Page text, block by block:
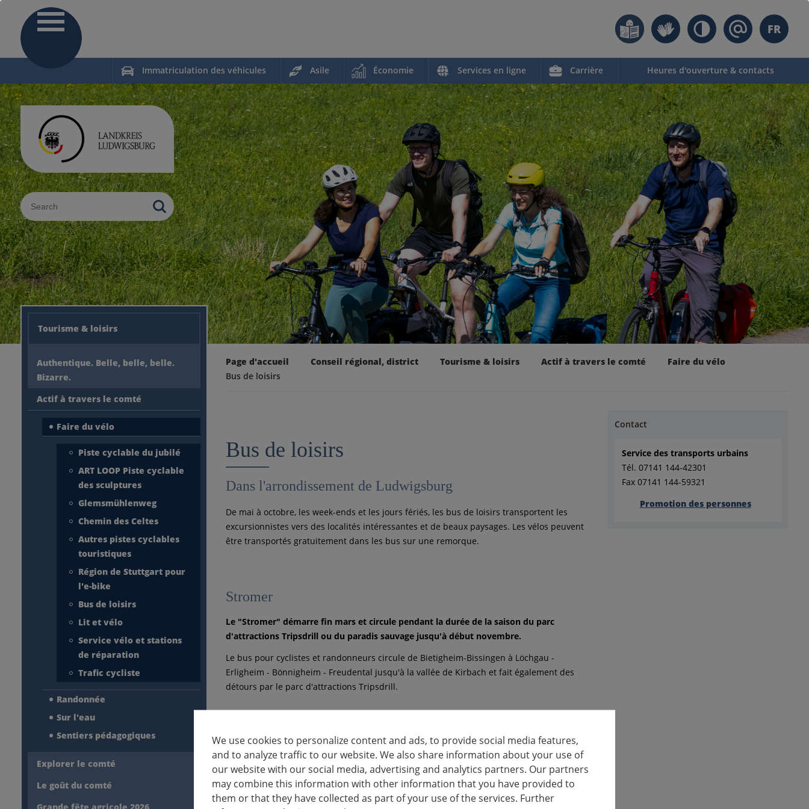
FR
Immatriculation des véhicules Asile Économie Services en ligne Carrière Heures d'ouverture & contacts
Sucheingabe
Tourisme & loisirs
Authentique. Belle, belle, belle.
Bizarre.
Actif à travers le comté
Faire du vélo
Piste cyclable du jubilé
ART LOOP Piste cyclable
des sculptures
Glemsmühlenweg
Chemin des Celtes
Autres pistes cyclables
touristiques
Région de Stuttgart pour
l'e-bike
Bus de loisirs
Lit et vélo
Service vélo et stations
de réparation
Trafic cycliste
Randonnée
Sur l'eau
Sentiers pédagogiques
Explorer le comté
Le goût du comté
Page d'accueil Conseil régional, district Tourisme & loisirs Actif à travers le comté
Faire du vélo
Bus de loisirs
Bus de loisirs
Dans l'arrondissement de Ludwigsburg
De mai à octobre, les week-ends et les jours fériés, les bus de loisirs transportent les
excursionnistes vers des localités intéressantes et de beaux paysages. Les vélos peuvent
être transportés gratuitement dans les bus sur une remorque.
Stromer
Le "Stromer" démarre fin mars et circule pendant la durée de la saison du parc
d'attractions Tripsdrill ou du paradis sauvage jusqu'à début novembre.
Le bus pour cyclistes et randonneurs circule de Bietigheim-Bissingen à Löchgau -
Erligheim - Bönnigheim - Freudental jusqu'à la vallée de Kirbach et fait également des
détours par le parc d'attractions Tripsdrill.
WeinKulTourer
Le "WeinKulTourer" est en route de début mai à mi-octobre.
Le charmant trajet mène de Marbach a.N. à Besigheim en passant par Erdmannhausen -
Steinheim - Großbottwar - Mundelsheim et Hessigheim.
Contact
Service des transports urbains
Tél. 07141 144-42301
Fax 07141 144-59321
Promotion des personnes
We use cookies to personalize content and ads, to provide social media features,
and to analyze traffic to our website. We also share information about your use of
our website with our social media, advertising and analytics partners. Our partners
may combine this information with other information that you have provided to
them or that they have collected as part of your use of the services. Further